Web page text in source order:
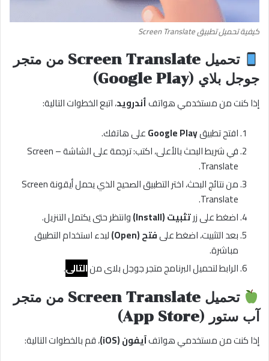
كيفية تحميل تطبيق Screen Translate
تحميل Screen Translate من متجر
جوجل بلاي (Google Play)
إذا كنت من مستخدمي هواتفأندرويد، اتبع الخطوات التالية:
افتح تطبيقGoogle Playعلى هاتفك.
في شريط البحث بالأعلى، اكتب: ترجمة على الشاشة – Screen
Translate.
من نتائج البحث، اختر التطبيق الصحيح الذي يحمل أيقونة Screen
Translate.
اضغط على زرتثبيت (Install)
وانتظر حتى يكتمل التنزيل.
بعد التثبيت، اضغط علىفتح (Open)
لبدء استخدام التطبيق
مباشرة.
الرابط لتحميل البرنامج متجر جوجل بلاى منالتالى.
تحميل Screen Translate من متجر
آب ستور (App Store)
إذا كنت من مستخدمي هواتفآيفون (iOS)
، قم بالخطوات التالية: